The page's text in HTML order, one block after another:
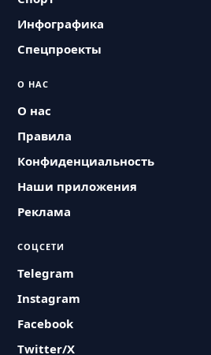
Инфографика
Спецпроекты
О НАС
О нас
Правила
Конфиденциальность
Наши приложения
Реклама
СОЦСЕТИ
Telegram
Instagram
Facebook
Twitter/X